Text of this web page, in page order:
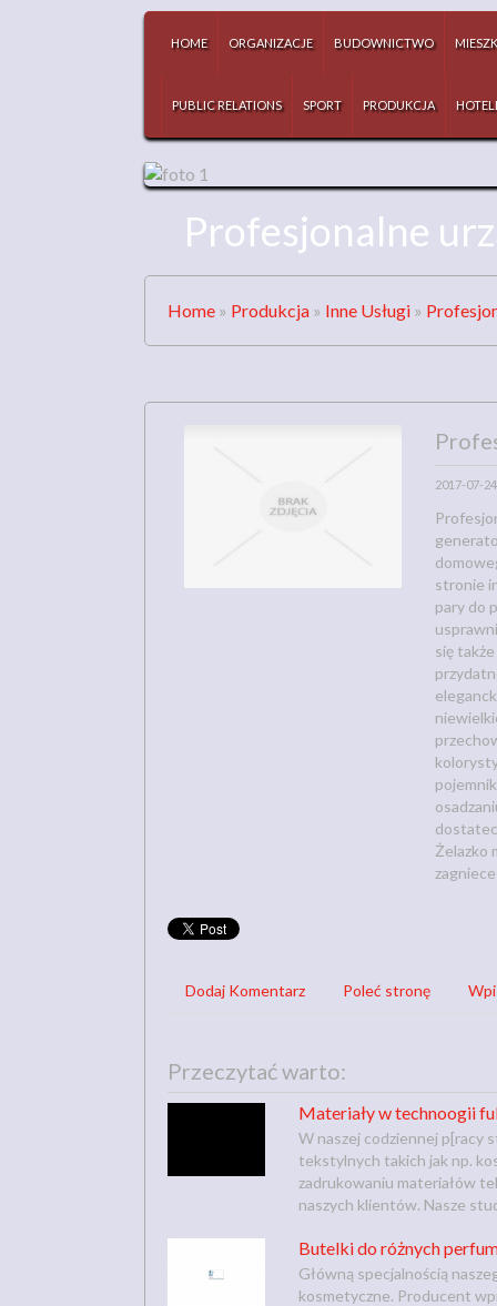
HOME ORGANIZACJE BUDOWNICTWO
PUBLIC RELATIONS SPORT PRODUKCJA
Profesjonalne
Home » Produkcja » Inne Usługi »
2017-07-24
stronie
pary do
się
Żelazko
Dodaj Komentarz Poleć stronę
Przeczytać warto:
Materiały w technoogii
W naszej codziennej p[racy
tekstylnych takich jak np.
zadrukowaniu materiałów
naszych klientów. Nasze
Butelki do różnych
Główną specjalnością
kosmetyczne. Producent